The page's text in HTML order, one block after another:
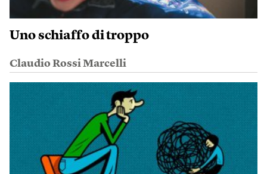
Uno schiaffo di troppo
Claudio Rossi Marcelli